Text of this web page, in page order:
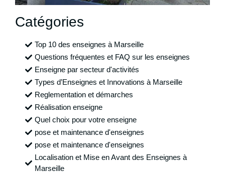
Catégories
Top 10 des enseignes à Marseille
Questions fréquentes et FAQ sur les enseignes
Enseigne par secteur d'activités
Types d’Enseignes et Innovations à Marseille
Reglementation et démarches
Réalisation enseigne
Quel choix pour votre enseigne
pose et maintenance d'enseignes
pose et maintenance d'enseignes
Localisation et Mise en Avant des Enseignes à
Marseille